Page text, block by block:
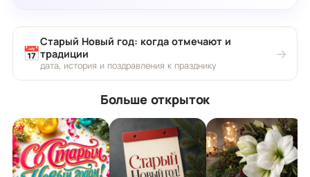
📅
Старый Новый год: когда отмечают и
традиции
дата, история и поздравления к празднику
→
Больше открыток